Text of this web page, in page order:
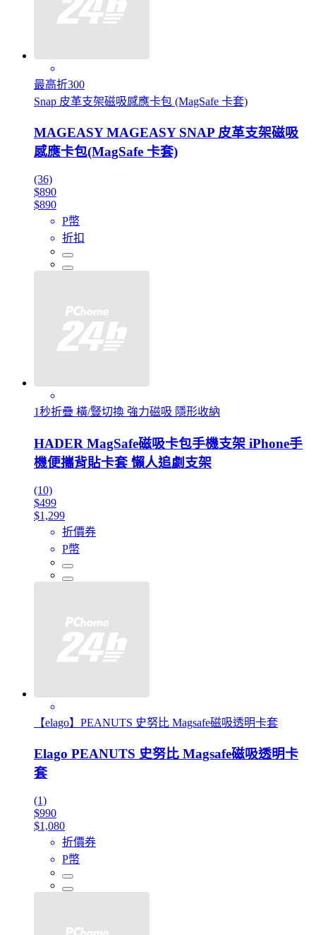
最高折300
Snap 皮革支架磁吸感應卡包 (MagSafe 卡套)
MAGEASY MAGEASY SNAP 皮革支架磁吸
感應卡包(MagSafe 卡套)
(36)
$890
$890
P幣
折扣
1秒折疊 橫/豎切換 強力磁吸 隱形收納
HADER MagSafe磁吸卡包手機支架 iPhone手
機便攜背貼卡套 懶人追劇支架
(10)
$499
$1,299
折價券
P幣
【elago】PEANUTS 史努比 Magsafe磁吸透明卡套
Elago PEANUTS 史努比 Magsafe磁吸透明卡
套
(1)
$990
$1,080
折價券
P幣